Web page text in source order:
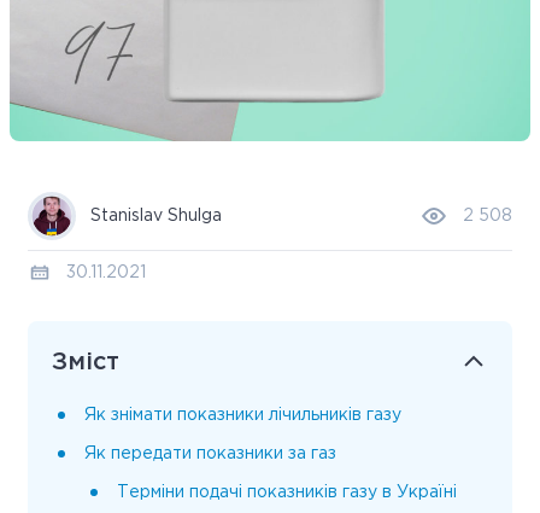
Stanislav Shulga 2 508
30.11.2021
Зміст
Як знімати показники лічильників газу
Як передати показники за газ
Терміни подачі показників газу в Україні